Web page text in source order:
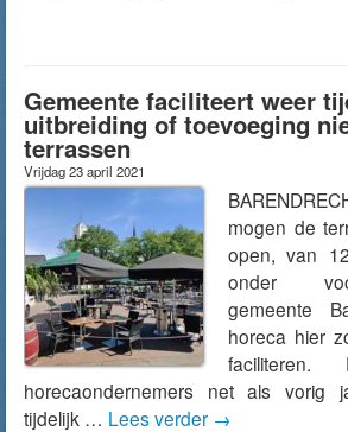
Gemeente faciliteert weer
uitbreiding of toevoeging
terrassen
Vrijdag 23 april 2021
mogen de
open, van
onder
gemeente
horeca hier
faciliteren.
horecaondernemers net als vorig
tijdelijk … Lees verder →